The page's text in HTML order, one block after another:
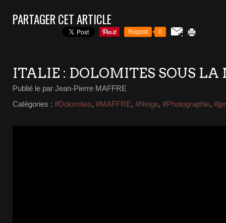
PARTAGER CET ARTICLE
Repost 0
ITALIE : DOLOMITES SOUS LA
Publié le par Jean-Pierre MAFFRE
Catégories : #Dolomites, #MAFFRE, #Neige, #Photographie,